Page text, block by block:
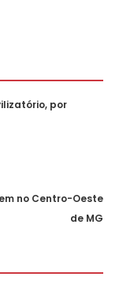
por
no Centro-Oeste
de MG